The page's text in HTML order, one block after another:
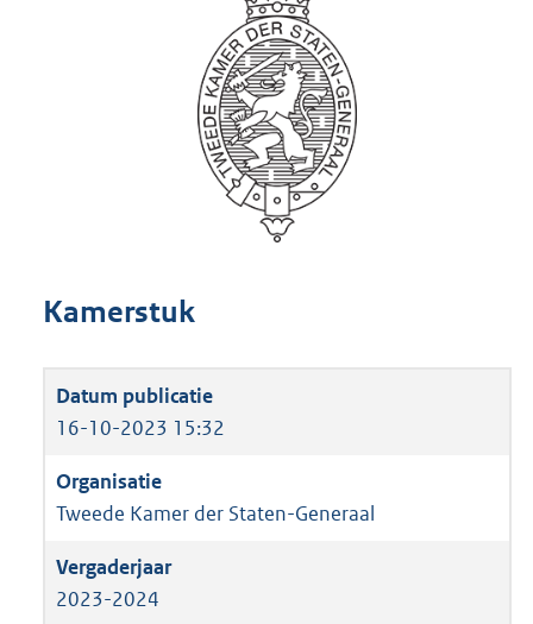
Kamerstuk
16-10-2023 15:32
Tweede Kamer der Staten-Generaal
2023-2024